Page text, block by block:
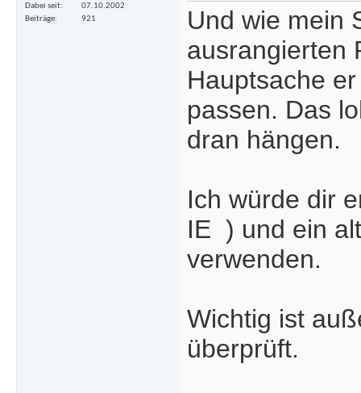
Dabei seit
07.10.2002
Beiträge
921
Und wie mein
ausrangierten
Hauptsache
passen. Das
dran hängen.
Ich würde dir
IE ) und ein
verwenden.
Wichtig ist
überprüft.